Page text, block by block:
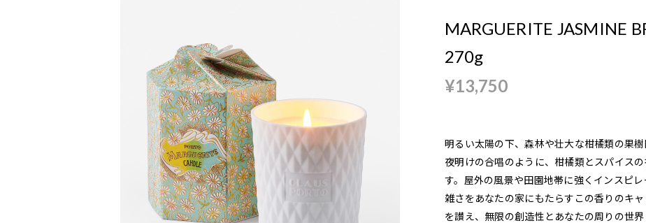
MARGUERITE JASMINE
270g
¥13,750
明るい太陽の下、森林や壮大な柑橘類の果
夜明けの合唱のように、柑橘類とスパイス
す。屋外の風景や田園地帯に強くインスピ
雑さをあなたの家にもたらすこの香りのキ
を讃え、無限の創造性とあなたの周りの世